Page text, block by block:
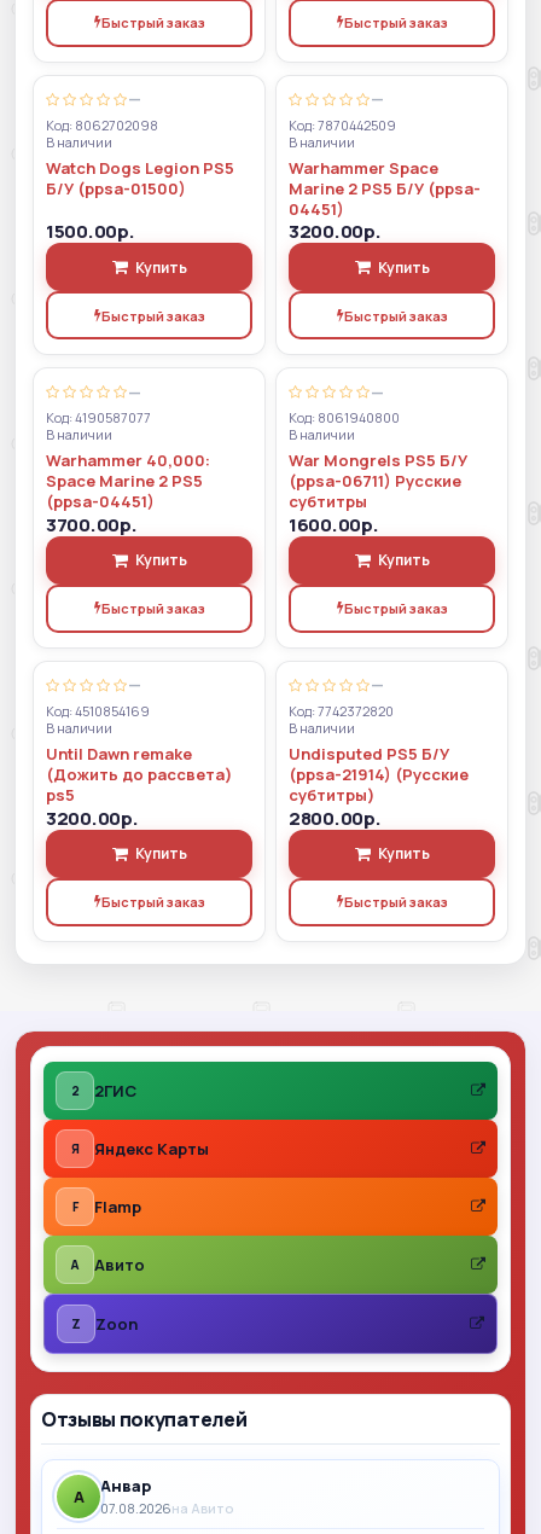
Быстрый заказ Быстрый заказ
—
Код: 8062702098
В наличии
Watch Dogs Legion PS5
Б/У (ppsa-01500)
1500.00р.
Купить
Быстрый заказ
—
Код: 7870442509
В наличии
Warhammer Space
Marine 2 PS5 Б/У (ppsa-
04451)
3200.00р.
Купить
Быстрый заказ
—
Код: 4190587077
В наличии
Warhammer 40,000:
Space Marine 2 PS5
(ppsa-04451)
3700.00р.
Купить
Быстрый заказ
—
Код: 8061940800
В наличии
War Mongrels PS5 Б/У
(ppsa-06711) Русские
субтитры
1600.00р.
Купить
Быстрый заказ
—
Код: 4510854169
В наличии
Until Dawn remake
(Дожить до рассвета)
ps5
3200.00р.
Купить
Быстрый заказ
—
Код: 7742372820
В наличии
Undisputed PS5 Б/У
(ppsa-21914) (Русские
субтитры)
2800.00р.
Купить
Быстрый заказ
Отзывы покупателей
A Анвар
07.08.2026на Авито
2 2ГИС
Я Яндекс Карты
F Flamp
A Авито
Z Zoon